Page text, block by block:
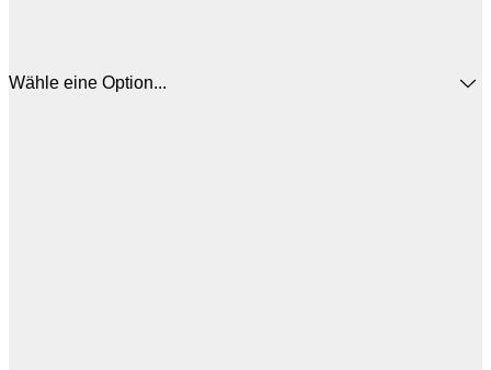
Wähle eine Option...